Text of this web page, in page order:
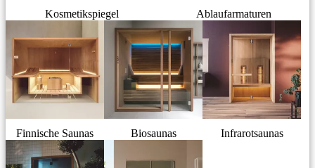
Kosmetikspiegel Ablaufarmaturen
Finnische Saunas Biosaunas Infrarotsaunas